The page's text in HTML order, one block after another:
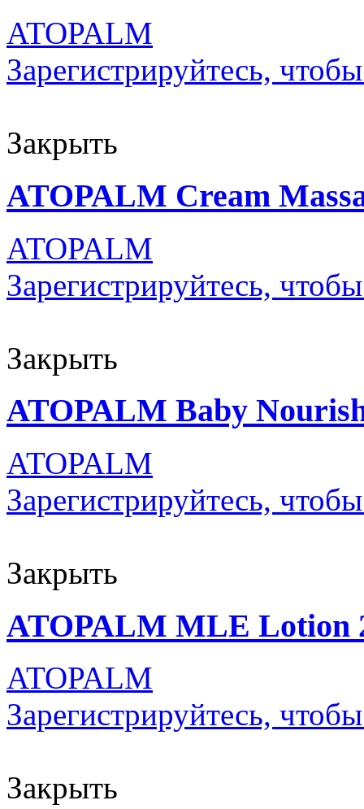
ATOPALM
Зарегистрируйтесь,
Закрыть
ATOPALM Cream
ATOPALM
Зарегистрируйтесь,
Закрыть
ATOPALM Baby
ATOPALM
Зарегистрируйтесь,
Закрыть
ATOPALM MLE Lotion
ATOPALM
Зарегистрируйтесь,
Закрыть